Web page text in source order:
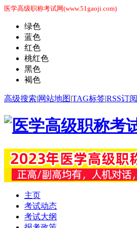
医学高级职称考试网(www.51gaoji.com)
绿色
蓝色
红色
桃红色
黑色
褐色
高级搜索|网站地图|TAG标签|RSS订阅
主页
考试动态
考试大纲